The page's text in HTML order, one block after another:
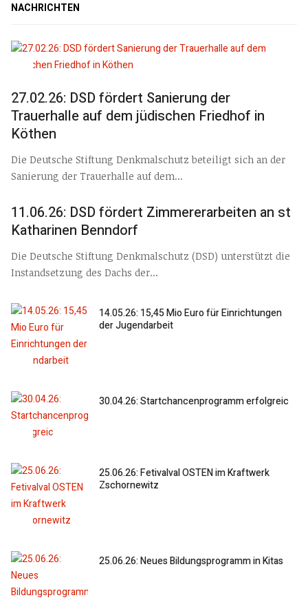
NACHRICHTEN
27.02.26: DSD fördert Sanierung der
Trauerhalle auf dem jüdischen Friedhof in
Köthen
Die Deutsche Stiftung Denkmalschutz beteiligt sich an der
Sanierung der Trauerhalle auf dem...
11.06.26: DSD fördert Zimmererarbeiten an st
Katharinen Benndorf
Die Deutsche Stiftung Denkmalschutz (DSD) unterstützt die
Instandsetzung des Dachs der...
14.05.26: 15,45 Mio Euro für Einrichtungen
der Jugendarbeit
30.04.26: Startchancenprogramm erfolgreic
25.06.26: Fetivalval OSTEN im Kraftwerk
Zschornewitz
25.06.26: Neues Bildungsprogramm in Kitas